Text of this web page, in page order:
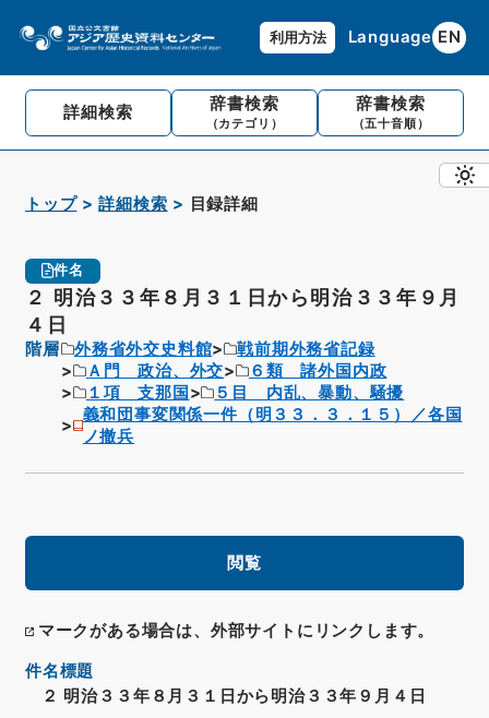
利用方法 Language EN
詳細検索 辞書検索
（カテゴリ）
辞書検索
（五十音順）
トップ 詳細検索 目録詳細
件名
２ 明治３３年８月３１日から明治３３年９月
４日
階層 外務省外交史料館
戦前期外務省記録
Ａ門 政治、外交
６類 諸外国内政
１項 支那国
５目 内乱、暴動、騒擾
義和団事変関係一件（明３３．３．１５）／各国
ノ撤兵
閲覧
マークがある場合は、外部サイトにリンクします。
件名標題
２ 明治３３年８月３１日から明治３３年９月４日